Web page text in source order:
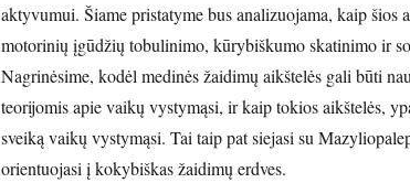
aktyvumui. Šiame pristatyme bus analizuojama, kaip šios
motorinių įgūdžių tobulinimo, kūrybiškumo skatinimo ir
Nagrinėsime, kodėl medinės žaidimų aikštelės gali būti
teorijomis apie vaikų vystymąsi, ir kaip tokios aikštelės,
sveiką vaikų vystymąsi. Tai taip pat siejasi su
orientuojasi į kokybiškas žaidimų erdves.